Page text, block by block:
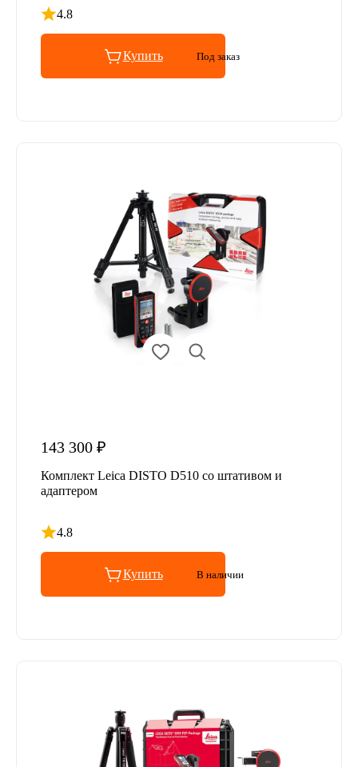
4.8
Рейтинг 4.8 из 5
Купить Под заказ
143 300 ₽
Комплект Leica DISTO D510 со штативом и
адаптером
4.8
Рейтинг 4.8 из 5
Купить В наличии